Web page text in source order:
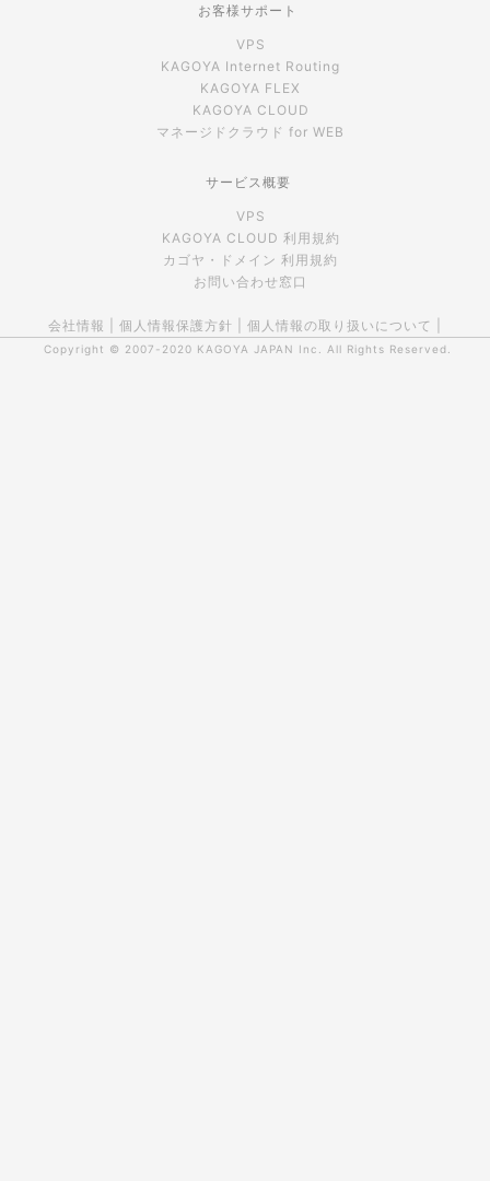
お客様サポート
VPS
KAGOYA Internet Routing
KAGOYA FLEX
KAGOYA CLOUD
マネージドクラウド for WEB
サービス概要
VPS
KAGOYA CLOUD 利用規約
カゴヤ・ドメイン 利用規約
お問い合わせ窓口
会社情報 個人情報保護方針 個人情報の取り扱いについて
Copyright © 2007-2020 KAGOYA JAPAN Inc. All Rights Reserved.